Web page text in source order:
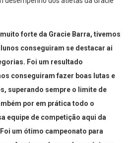
desempenho dos atletas da Gracie
forte da Gracie Barra, tivemos
conseguiram se destacar ai
Foi um resultado
conseguiram fazer boas lutas e
superando sempre o limite de
por em prática todo o
equipe de competição aqui da
um ótimo campeonato para